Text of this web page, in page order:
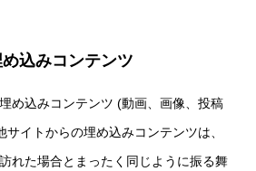
込みコンテンツ
め込みコンテンツ (動画、画像、投稿
イトからの埋め込みコンテンツは、
れた場合とまったく同じように振る舞